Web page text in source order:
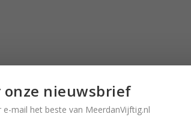
nieuwsbrief
mail het beste van MeerdanVijftig.nl